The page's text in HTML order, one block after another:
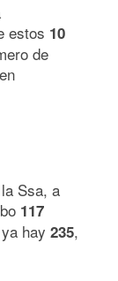
estos 10
de
Ssa, a
117
hay 235,